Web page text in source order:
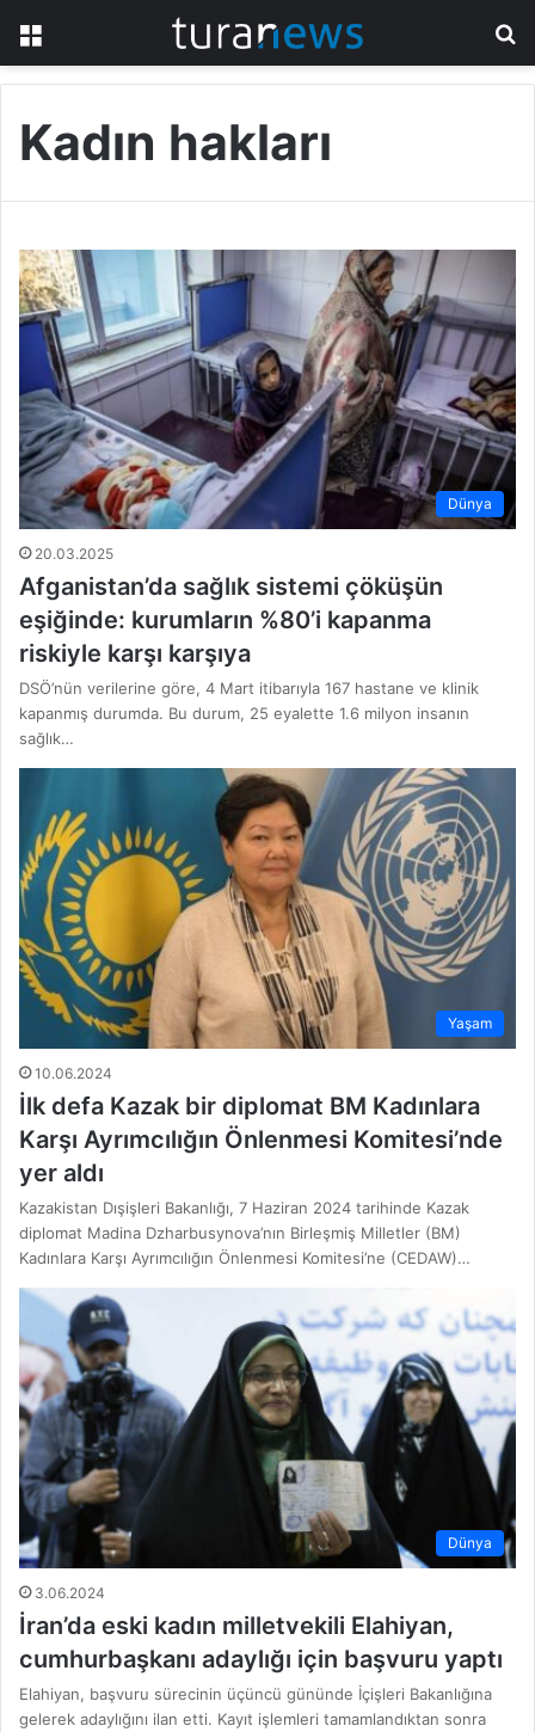
Kadın hakları
Dünya
20.03.2025
Afganistan’da sağlık sistemi çöküşün
eşiğinde: kurumların %80’i kapanma
riskiyle karşı karşıya
DSÖ’nün verilerine göre, 4 Mart itibarıyla 167 hastane ve klinik
kapanmış durumda. Bu durum, 25 eyalette 1.6 milyon insanın
sağlık…
Yaşam
10.06.2024
İlk defa Kazak bir diplomat BM Kadınlara
Karşı Ayrımcılığın Önlenmesi Komitesi’nde
yer aldı
Kazakistan Dışişleri Bakanlığı, 7 Haziran 2024 tarihinde Kazak
diplomat Madina Dzharbusynova’nın Birleşmiş Milletler (BM)
Kadınlara Karşı Ayrımcılığın Önlenmesi Komitesi’ne (CEDAW)…
Dünya
3.06.2024
İran’da eski kadın milletvekili Elahiyan,
cumhurbaşkanı adaylığı için başvuru yaptı
Elahiyan, başvuru sürecinin üçüncü gününde İçişleri Bakanlığına
gelerek adaylığını ilan etti. Kayıt işlemleri tamamlandıktan sonra